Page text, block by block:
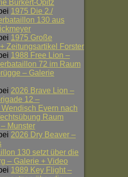
Burkert-Opitz
1975 Die 2./
130 aus
1975 Große
Zeitungsartikel Forster
1988 Free Lion –
72 im Raum
– Galerie
2026 Brave Lion –
12 –
Evern nach
Raum
Munster
2026 Dry Beaver –
130 setzt über die
– Galerie + Video
1989 Key Flight –